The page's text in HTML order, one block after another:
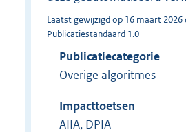
Laatst gewijzigd op 16 maart 2026
Publicatiestandaard 1.0
Publicatiecategorie
Overige algoritmes
Impacttoetsen
AIIA, DPIA